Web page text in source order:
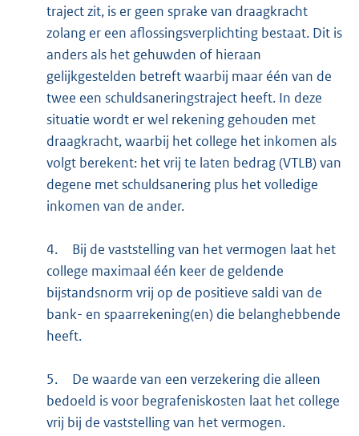
traject zit, is er geen sprake van draagkracht
zolang er een aflossingsverplichting bestaat. Dit is
anders als het gehuwden of hieraan
gelijkgestelden betreft waarbij maar één van de
twee een schuldsaneringstraject heeft. In deze
situatie wordt er wel rekening gehouden met
draagkracht, waarbij het college het inkomen als
volgt berekent: het vrij te laten bedrag (VTLB) van
degene met schuldsanering plus het volledige
inkomen van de ander.
4.
Bij de vaststelling van het vermogen laat het
college maximaal één keer de geldende
bijstandsnorm vrij op de positieve saldi van de
bank- en spaarrekening(en) die belanghebbende
heeft.
5.
De waarde van een verzekering die alleen
bedoeld is voor begrafeniskosten laat het college
vrij bij de vaststelling van het vermogen.